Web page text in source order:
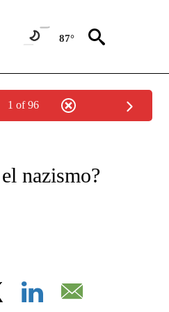
87°
1 of 96
- SPANISH".
nazismo?